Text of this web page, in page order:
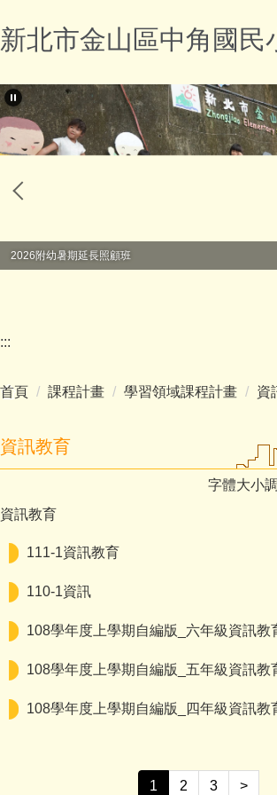
到
主
內
容
區
新北市金山區中角國民
2026附幼暑期延長照顧班
:::
首頁 課程計畫 學習領域課程計畫 資
資訊教育
字體大小
資訊教育
111-1資訊教育
110-1資訊
108學年度上學期自編版_六年級資訊教
108學年度上學期自編版_五年級資訊教
108學年度上學期自編版_四年級資訊教
1 2 3 >